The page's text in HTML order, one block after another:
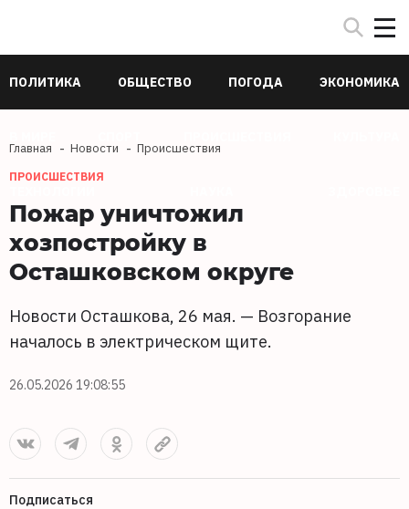
ПОЛИТИКА ОБЩЕСТВО ПОГОДА ЭКОНОМИКА
Главная Новости Происшествия
ПРОИСШЕСТВИЯ
Пожар уничтожил
хозпостройку в
Осташковском округе
Новости Осташкова, 26 мая. — Возгорание
началось в электрическом щите.
26.05.2026 19:08:55
Подписаться